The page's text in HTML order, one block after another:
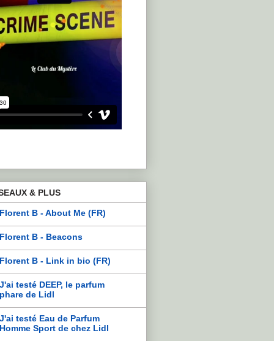
& PLUS
Florent B - About Me (FR)
Florent B - Beacons
Florent B - Link in bio (FR)
J'ai testé DEEP, le parfum
phare de Lidl
J'ai testé Eau de Parfum
Homme Sport de chez Lidl